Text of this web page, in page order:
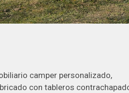
camper personalizado,
con tableros